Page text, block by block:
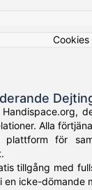
Cookies
Handispace.org,
Alla
plattform för
tillgång med
en icke-dömande